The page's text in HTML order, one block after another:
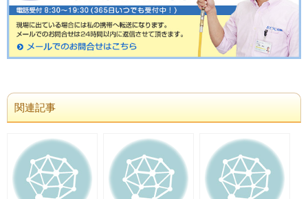
関連記事